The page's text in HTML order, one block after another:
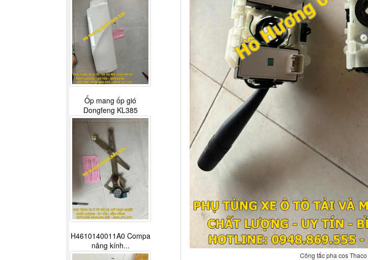
Công tắc pha cos
Ốp mang ốp gió
Dongfeng KL385
H4610140011A0 Compa
nâng kính...